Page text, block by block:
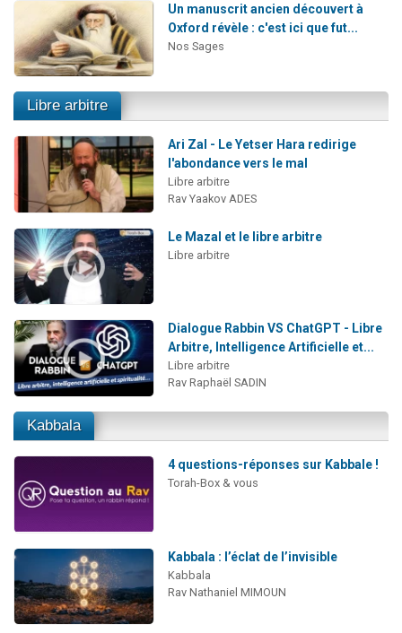
Un manuscrit ancien découvert à
Oxford révèle : c'est ici que fut...
Nos Sages
Libre arbitre
Ari Zal - Le Yetser Hara redirige
l'abondance vers le mal
Libre arbitre
Rav Yaakov ADES
Le Mazal et le libre arbitre
Libre arbitre
Dialogue Rabbin VS ChatGPT - Libre
Arbitre, Intelligence Artificielle et...
Libre arbitre
Rav Raphaël SADIN
Kabbala
4 questions-réponses sur Kabbale !
Torah-Box & vous
Kabbala : l’éclat de l’invisible
Kabbala
Rav Nathaniel MIMOUN